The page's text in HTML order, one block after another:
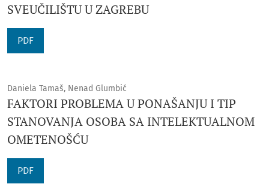
SVEUČILIŠTU U ZAGREBU
PDF
Daniela Tamaš, Nenad Glumbić
FAKTORI PROBLEMA U PONAŠANJU I TIP
STANOVANJA OSOBA SA INTELEKTUALNOM
OMETENOŠĆU
PDF